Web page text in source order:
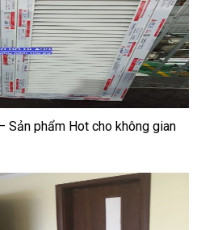
Sản phẩm Hot cho không gian